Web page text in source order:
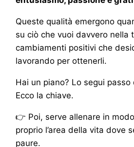
Queste qualità emergono
su ciò che vuoi davvero nella
cambiamenti positivi che
lavorando per ottenerli.
Hai un piano? Lo segui passo
Ecco la chiave.
👉 Poi, serve allenare in
proprio l’area della vita dove
paure.